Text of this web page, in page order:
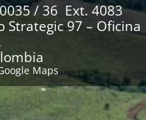
/ 36 Ext. 4083
Strategic 97 – Oficina
Maps